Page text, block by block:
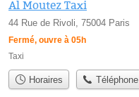
Al Moutez Taxi
44 Rue de Rivoli, 75004 Paris
Fermé, ouvre à 05h
Taxi
Horaires Téléphone